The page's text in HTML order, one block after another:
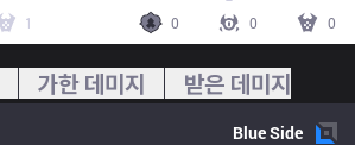
1
0
0 0
가한 데미지 받은 데미지
BlueSide